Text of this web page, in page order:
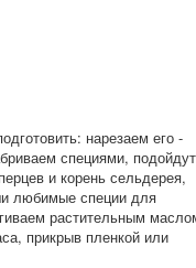
нарезаем его -
специями, подойдут
и корень сельдерея,
любимые специи для
растительным
прикрыв пленкой или